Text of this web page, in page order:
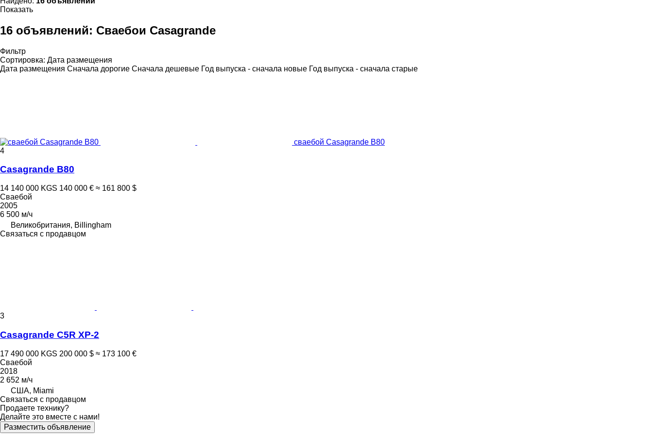
Показать
16 объявлений: Сваебои Casagrande
Фильтр
Сортировка: Дата размещения
Дата размещения Сначала дорогие Сначала дешевые Год выпуска - сначала новые Год выпуска - сначала старые
сваебой Casagrande B80
4
Casagrande B80
14 140 000 KGS 140 000 € ≈ 161 800 $
Сваебой
2005
6 500 м/ч
Великобритания, Billingham
Связаться с продавцом
3
Casagrande C5R XP-2
17 490 000 KGS 200 000 $ ≈ 173 100 €
Сваебой
2018
2 652 м/ч
США, Miami
Связаться с продавцом
Продаете технику?
Делайте это вместе с нами!
Разместить объявление